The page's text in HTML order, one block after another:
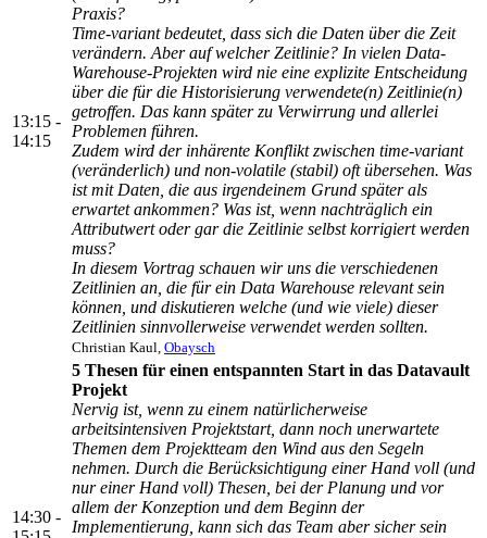
13:15 -
14:15
Praxis?
Time-variant bedeutet, dass sich die Daten über die Zeit
verändern. Aber auf welcher Zeitlinie? In vielen Data-
Warehouse-Projekten wird nie eine explizite Entscheidung
über die für die Historisierung verwendete(n) Zeitlinie(n)
getroffen. Das kann später zu Verwirrung und allerlei
Problemen führen.
Zudem wird der inhärente Konflikt zwischen time-variant
(veränderlich) und non-volatile (stabil) oft übersehen. Was
ist mit Daten, die aus irgendeinem Grund später als
erwartet ankommen? Was ist, wenn nachträglich ein
Attributwert oder gar die Zeitlinie selbst korrigiert werden
muss?
In diesem Vortrag schauen wir uns die verschiedenen
Zeitlinien an, die für ein Data Warehouse relevant sein
können, und diskutieren welche (und wie viele) dieser
Zeitlinien sinnvollerweise verwendet werden sollten.
Christian Kaul, Obaysch
14:30 -
5 Thesen für einen entspannten Start in das Datavault
Projekt
Nervig ist, wenn zu einem natürlicherweise
arbeitsintensiven Projektstart, dann noch unerwartete
Themen dem Projektteam den Wind aus den Segeln
nehmen. Durch die Berücksichtigung einer Hand voll (und
nur einer Hand voll) Thesen, bei der Planung und vor
allem der Konzeption und dem Beginn der
Implementierung, kann sich das Team aber sicher sein